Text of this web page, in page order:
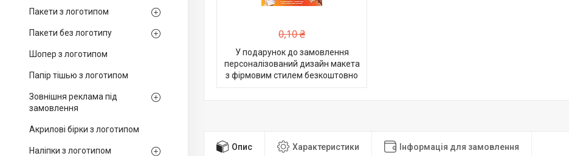
Пакети з логотипом
Пакети без логотипу
Шопер з логотипом
Папір тішью з логотипом
Зовнішня реклама під
замовлення
Акрилові бірки з логотипом
Наліпки з логотипом
0,10 ₴
У подарунок до замовлення
персоналізований дизайн макета
з фірмовим стилем безкоштовно
Опис Характеристики Інформація для замовлення